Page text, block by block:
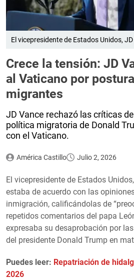
El vicepresidente de Estados Unidos,
Crece la tensión: JD
al Vaticano por
migrantes
JD Vance rechazó las críticas
política migratoria de Donald
con el Vaticano.
América Castillo Julio 2, 2026
El vicepresidente de Estados Unidos,
estaba de acuerdo con las
inmigración, calificándolas de
repetidos comentarios del papa
expresaba su desaprobación por
del presidente Donald Trump en
Puedes leer: Repatriación de
2026